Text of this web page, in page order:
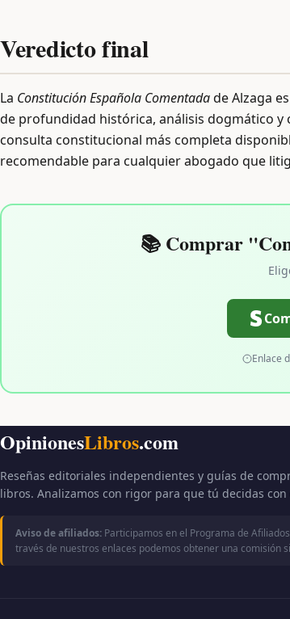
Veredicto final
La Constitución Española Comentadade Alzaga
de profundidad histórica, análisis dogmático
consulta constitucional más completa
recomendable para cualquier abogado que
📚 Comprar
Enlace
OpinionesLibros.com
Reseñas editoriales independientes y guías de
libros. Analizamos con rigor para que tú decidas
Aviso de afiliados: Participamos en el Programa de
través de nuestros enlaces podemos obtener una comisión